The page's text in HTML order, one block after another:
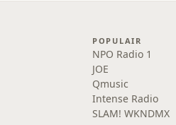
POPULAIR
NPO Radio 1
JOE
Qmusic
Intense Radio
SLAM! WKNDMX